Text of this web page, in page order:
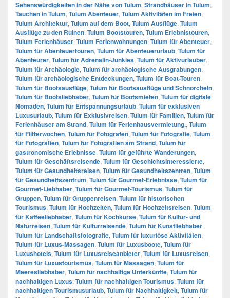
Sehenswürdigkeiten in der Nähe von Tulum, Strandhäuser in Tulum,
Tauchen in Tulum, Tulum Abenteuer, Tulum Aktivitäten im Freien,
Tulum Architektur, Tulum auf dem Boot, Tulum Ausflüge, Tulum
Ausflüge zu den Ruinen, Tulum Bootstouren, Tulum Erlebnistouren,
Tulum Ferienhäuser, Tulum Ferienwohnungen, Tulum für Abenteuer,
Tulum für Abenteuertouren, Tulum für Abenteuerurlaub, Tulum für
Abenteurer, Tulum für Adrenalin-Junkies, Tulum für Aktivurlauber,
Tulum für Archäologie, Tulum für archäologische Ausgrabungen,
Tulum für archäologische Entdeckungen, Tulum für Boat-Touren,
Tulum für Bootsausflüge, Tulum für Bootsausflüge und Schnorcheln,
Tulum für Bootsliebhaber, Tulum für Bootsmieten, Tulum für digitale
Nomaden, Tulum für Entspannungsurlaub, Tulum für exklusiven
Luxusurlaub, Tulum für Exklusivreisen, Tulum für Familien, Tulum für
Ferienhäuser am Strand, Tulum für Ferienhausvermietung., Tulum
für Flitterwochen, Tulum für Fotografen, Tulum für Fotografie, Tulum
für Fotografien, Tulum für Fotografien am Strand, Tulum für
gastronomische Erlebnisse, Tulum für geführte Wanderungen,
Tulum für Geschäftsreisende, Tulum für Geschichtsinteressierte,
Tulum für Gesundheitsreisen, Tulum für Gesundheitszentren, Tulum
für Gesundheitszentrum, Tulum für Gourmet-Erlebnisse, Tulum für
Gourmet-Liebhaber, Tulum für Gourmet-Tourismus, Tulum für
Gruppen, Tulum für Gruppenreisen, Tulum für historischen
Tourismus, Tulum für Hochzeiten, Tulum für Hochzeitsreisen, Tulum
für Kaffeeliebhaber, Tulum für Kochkurse, Tulum für Kultur- und
Naturreisen, Tulum für Kulturreisende, Tulum für Kunstliebhaber,
Tulum für Landschaftsfotografie, Tulum für luxuriöse Aktivitäten,
Tulum für Luxus-Massagen, Tulum für Luxusboote, Tulum für
Luxushotels, Tulum für Luxusreiseanbieter, Tulum für Luxusreisen,
Tulum für Luxustourismus, Tulum für Massagen, Tulum für
Meeresliebhaber, Tulum für nachhaltige Unterkünfte, Tulum für
nachhaltigen Luxus, Tulum für nachhaltigen Tourismus, Tulum für
nachhaltigen Tourismusurlaub, Tulum für Nachhaltigkeit, Tulum für